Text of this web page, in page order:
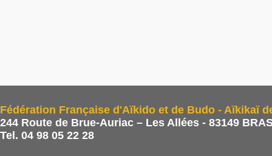
Fédération Française d'Aïkido et de Budo - Aïkikaï
244 Route de Brue-Auriac – Les Allées - 83149
Tel. 04 98 05 22 28